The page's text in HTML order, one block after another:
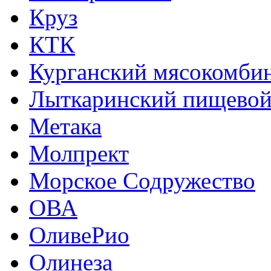
Круз
КТК
Курганский
Лыткаринский
Метака
Молпрект
Морское Содружество
ОВА
ОливеРио
Олинеза